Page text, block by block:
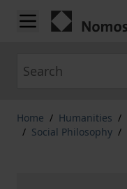
Skip to Content
Home / Humanities /
/ Social Philosophy /